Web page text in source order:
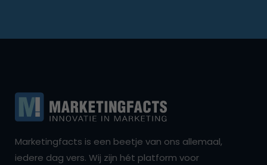
Marketingfacts is een beetje van ons allemaal,
iedere dag vers. Wij zijn hét platform voor